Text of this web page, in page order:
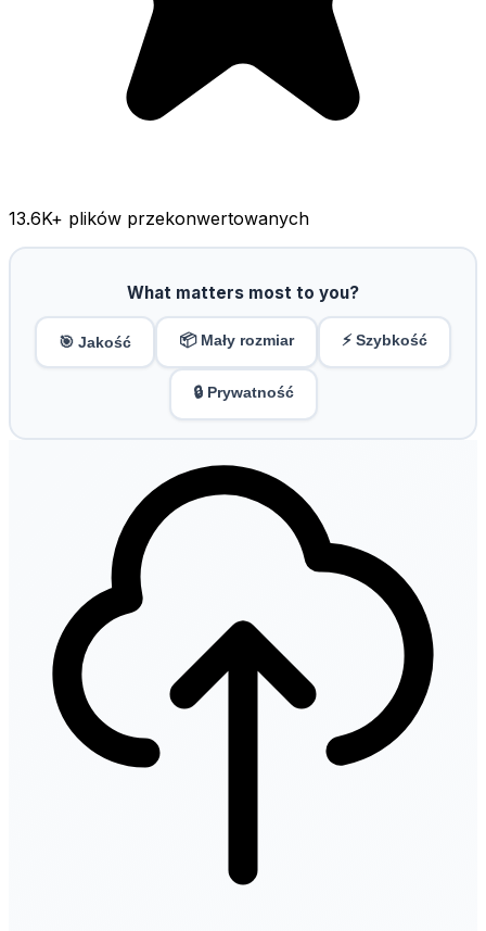
13.6K+ plików przekonwertowanych
What matters most to you?
🎯 Jakość 📦 Mały rozmiar ⚡ Szybkość
🔒 Prywatność